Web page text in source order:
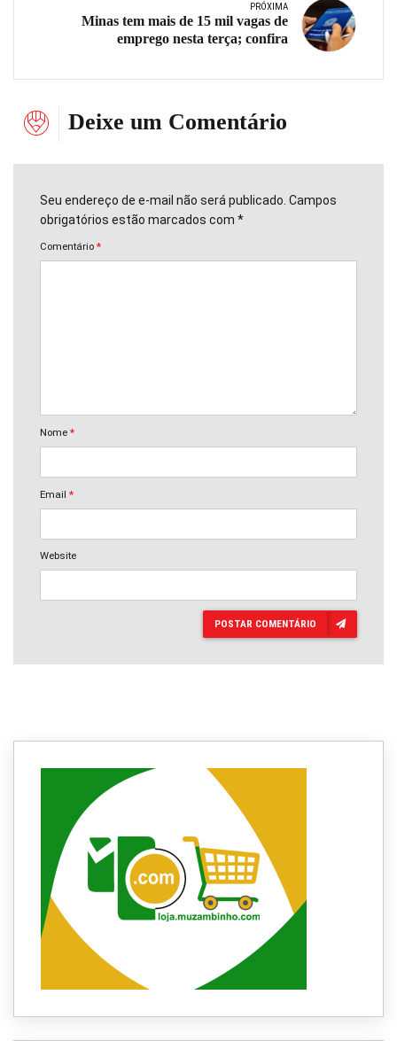
PRÓXIMA
Minas tem mais de 15 mil vagas de
emprego nesta terça; confira
Deixe um Comentário
Seu endereço de e-mail não será publicado. Campos
obrigatórios estão marcados com *
Comentário *
Nome *
Email *
Website
POSTAR COMENTÁRIO